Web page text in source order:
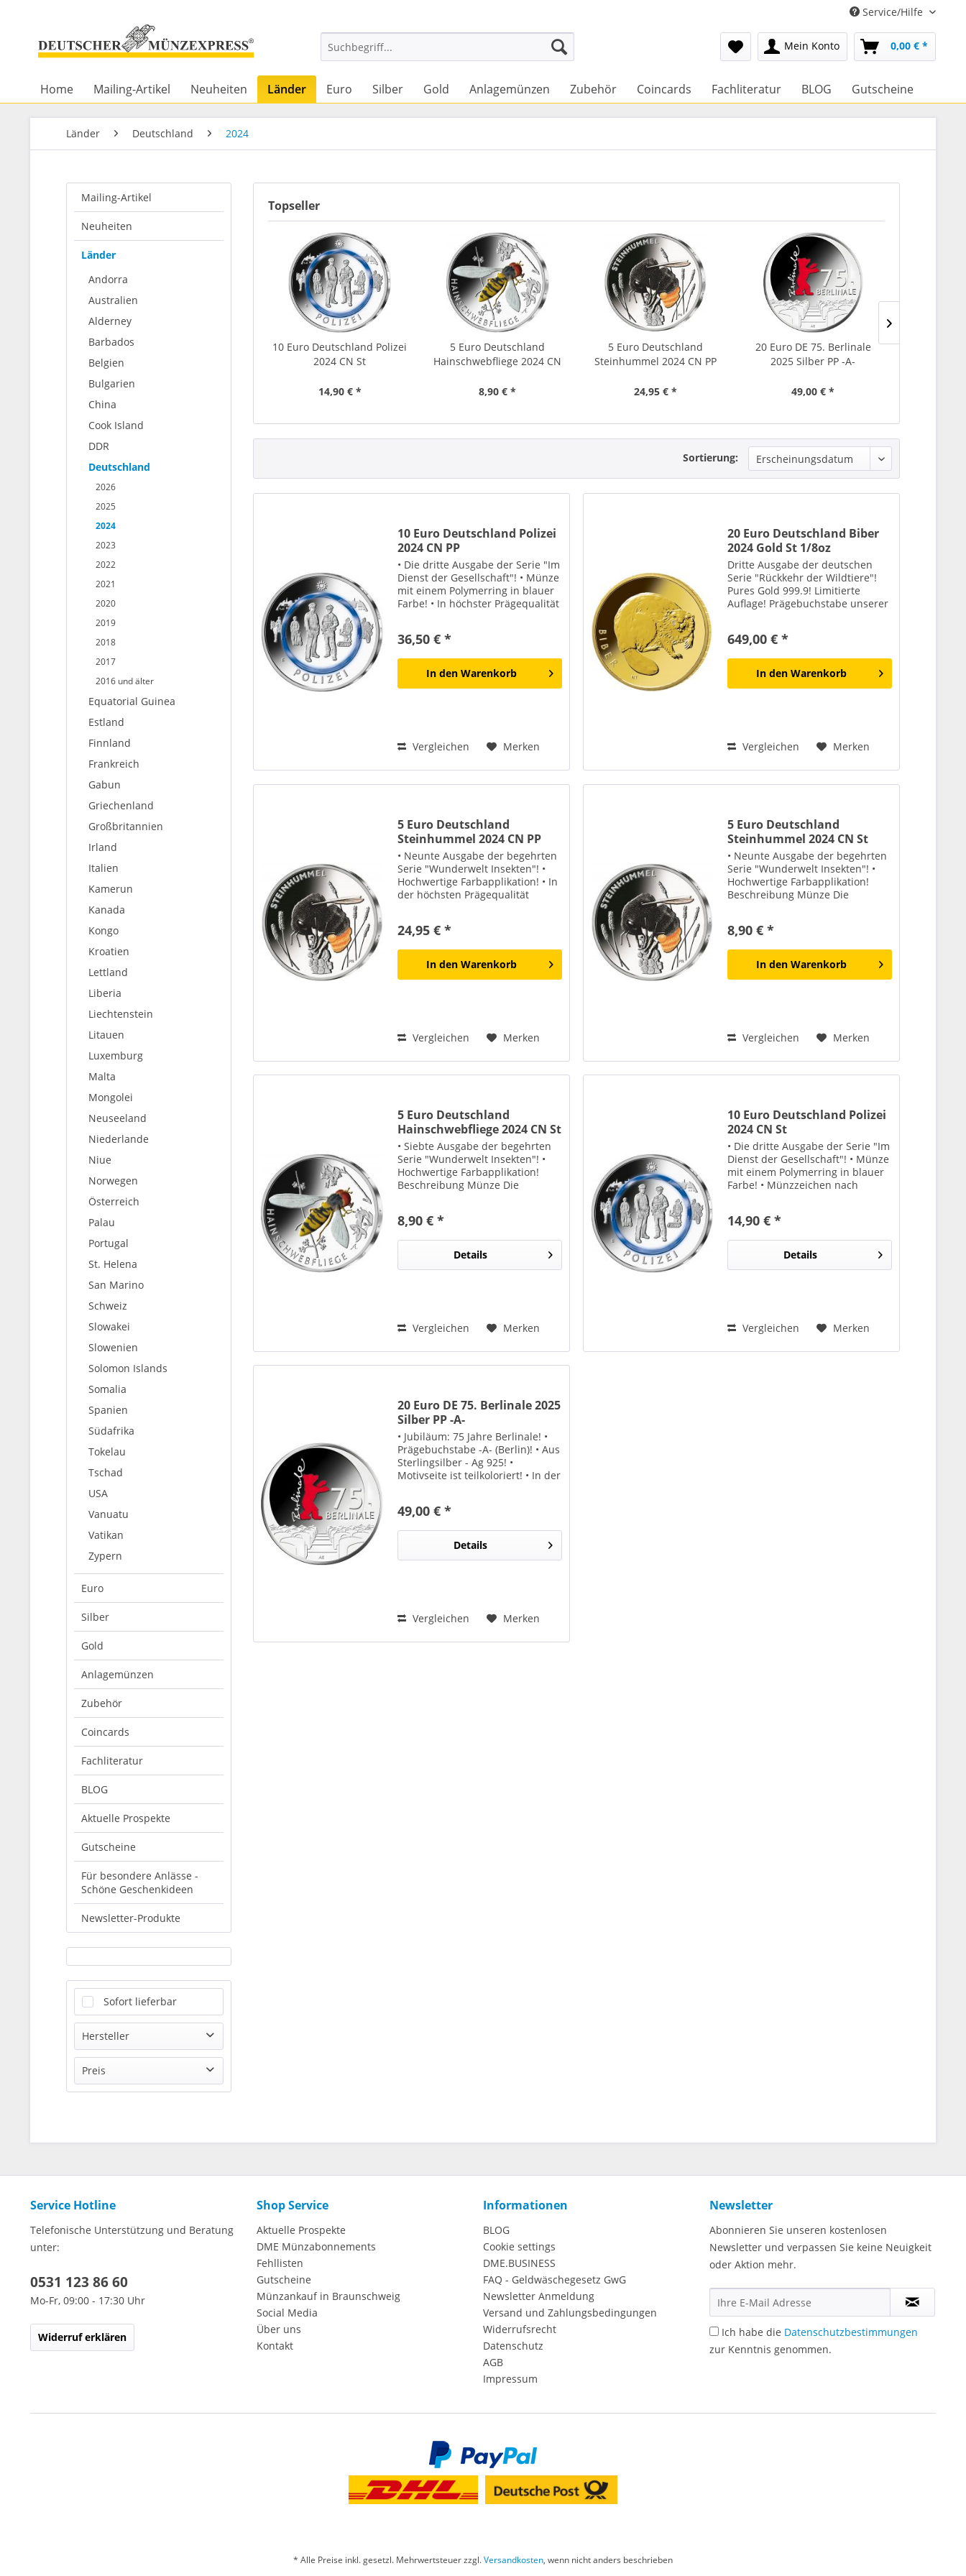
Service/Hilfe
Mein Konto 0,00 € *
Home Mailing-Artikel Neuheiten Länder Euro Silber Gold Anlagemünzen Zubehör Coincards Fachliteratur BLOG Gutscheine
Länder Deutschland 2024
Mailing-Artikel
Neuheiten
Länder
Andorra
Australien
Alderney
Barbados
Belgien
Bulgarien
China
Cook Island
DDR
Deutschland
2026
2025
2024
2023
2022
2021
2020
2019
2018
2017
2016 und älter
Equatorial Guinea
Estland
Finnland
Frankreich
Gabun
Griechenland
Großbritannien
Irland
Italien
Kamerun
Kanada
Kongo
Kroatien
Lettland
Liberia
Liechtenstein
Litauen
Luxemburg
Malta
Mongolei
Neuseeland
Niederlande
Niue
Norwegen
Österreich
Palau
Portugal
St. Helena
San Marino
Schweiz
Slowakei
Slowenien
Solomon Islands
Somalia
Spanien
Südafrika
Tokelau
Tschad
USA
Vanuatu
Vatikan
Zypern
Euro
Silber
Gold
Anlagemünzen
Zubehör
Coincards
Fachliteratur
BLOG
Aktuelle Prospekte
Gutscheine
Für besondere Anlässe -
Schöne Geschenkideen
Newsletter-Produkte
Sofort lieferbar
Hersteller
Münze Deutschland
Preis
Topseller
10 Euro Deutschland Polizei
2024 CN St
14,90 € *
5 Euro Deutschland
Hainschwebfliege 2024 CN
8,90 € *
5 Euro Deutschland
Steinhummel 2024 CN PP
24,95 € *
20 Euro DE 75. Berlinale
2025 Silber PP -A-
49,00 € *
Sortierung:
10 Euro Deutschland Polizei
2024 CN PP
• Die dritte Ausgabe der Serie "Im
Dienst der Gesellschaft"! • Münze
mit einem Polymerring in blauer
Farbe! • In höchster Prägequalität
• Buchstabe nach unserer Wahl!
36,50 € *
In den Warenkorb
Vergleichen Merken
20 Euro Deutschland Biber
2024 Gold St 1/8oz
Dritte Ausgabe der deutschen
Serie "Rückkehr der Wildtiere"!
Pures Gold 999.9! Limitierte
Auflage! Prägebuchstabe unserer
649,00 € *
In den Warenkorb
Vergleichen Merken
5 Euro Deutschland
Steinhummel 2024 CN PP
• Neunte Ausgabe der begehrten
Serie "Wunderwelt Insekten"! •
Hochwertige Farbapplikation! • In
der höchsten Prägequalität
Verpackung! Beschreibung
24,95 € *
In den Warenkorb
Vergleichen Merken
5 Euro Deutschland
Steinhummel 2024 CN St
• Neunte Ausgabe der begehrten
Serie "Wunderwelt Insekten"! •
Hochwertige Farbapplikation!
Beschreibung Münze Die
Münzmotiv vom Künstler Patrick
8,90 € *
In den Warenkorb
Vergleichen Merken
5 Euro Deutschland
Hainschwebfliege 2024 CN St
• Siebte Ausgabe der begehrten
Serie "Wunderwelt Insekten"! •
Hochwertige Farbapplikation!
Beschreibung Münze Die
aus Maßlow und zeigt eine
Hainschwebfliege, die sich einer
8,90 € *
Details
Vergleichen Merken
10 Euro Deutschland Polizei
2024 CN St
• Die dritte Ausgabe der Serie "Im
Dienst der Gesellschaft"! • Münze
mit einem Polymerring in blauer
Farbe! • Münzzeichen nach
14,90 € *
Details
Vergleichen Merken
20 Euro DE 75. Berlinale 2025
Silber PP -A-
• Jubiläum: 75 Jahre Berlinale! •
Prägebuchstabe -A- (Berlin)! • Aus
Sterlingsilber - Ag 925! •
Motivseite ist teilkoloriert! • In der
offiziellem Folder! Der
Münzentwurf...
49,00 € *
Details
Vergleichen Merken
Service Hotline
Telefonische Unterstützung und Beratung
unter:
0531 123 86 60
Mo-Fr, 09:00 - 17:30 Uhr
Widerruf erklären
Shop Service
Aktuelle Prospekte
DME Münzabonnements
Fehllisten
Gutscheine
Münzankauf in Braunschweig
Social Media
Über uns
Kontakt
Informationen
BLOG
Cookie settings
DME.BUSINESS
FAQ - Geldwäschegesetz GwG
Newsletter Anmeldung
Versand und Zahlungsbedingungen
Widerrufsrecht
Datenschutz
AGB
Impressum
Newsletter
Abonnieren Sie unseren kostenlosen
Newsletter und verpassen Sie keine Neuigkeit
oder Aktion mehr.
Ich habe die Datenschutzbestimmungen
zur Kenntnis genommen.
* Alle Preise inkl. gesetzl. Mehrwertsteuer zzgl.Versandkosten, wenn nicht anders beschrieben